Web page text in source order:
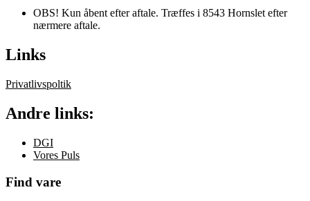
OBS! Kun åbent efter aftale. Træffes i 8543 Hornslet efter
nærmere aftale.
Links
Privatlivspoltik
Andre links:
DGI
Vores Puls
Find vare